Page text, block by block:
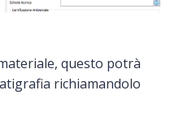
questo potrà
richiamandolo